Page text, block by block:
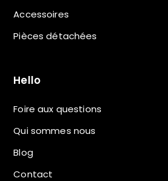
Accessoires
Pièces détachées
Hello
Foire aux questions
Qui sommes nous
Blog
Contact